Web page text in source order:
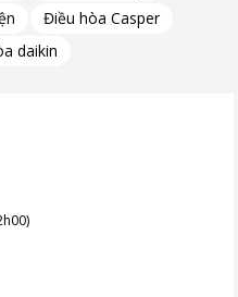
Điều hòa Casper
daikin